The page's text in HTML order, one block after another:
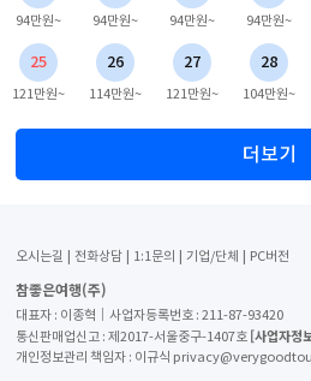
94만원~ 94만원~ 94만원~ 94만원~
25
121만원~
26
114만원~
27
121만원~
28
104만원~
더보기
오시는길 전화상담 1:1문의 기업/단체 PC버전
참좋은여행(주)
대표자 : 이종혁│사업자등록번호 : 211-87-93420
통신판매업신고 : 제2017-서울중구-1407호 [사업자정
개인정보관리 책임자 : 이규식